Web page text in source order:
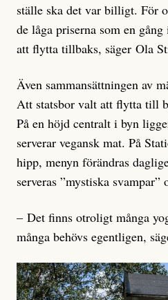
ställe ska det var billigt. För
de låga priserna som en
att flytta tillbaks, säger Ola
Även sammansättningen av
Att statsbor valt att flytta till
På en höjd centralt i byn
serverar vegansk mat. På
hipp, menyn förändras
serveras ”mystiska svampar”
– Det finns otroligt många
många behövs egentligen,